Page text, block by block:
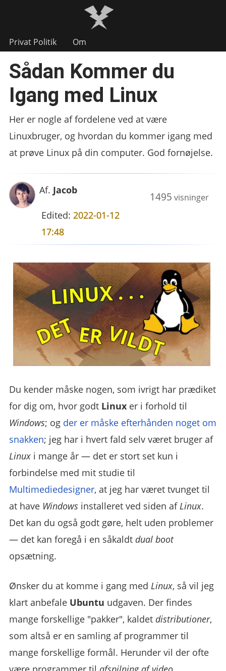
Privat Politik Om
Sådan Kommer du
Igang med Linux
Her er nogle af fordelene ved at være
Linuxbruger, og hvordan du kommer igang med
at prøve Linux på din computer. God fornøjelse.
1495 visninger
Af. Jacob
Edited:2022-01-12
17:48
Du kender måske nogen, som ivrigt har prædiket
for dig om, hvor godt Linux er i forhold til
Windows; og der er måske efterhånden noget om
snakken; jeg har i hvert fald selv været bruger af
Linux i mange år — det er stort set kun i
forbindelse med mit studie til
Multimediedesigner, at jeg har været tvunget til
at have Windows installeret ved siden af Linux.
Det kan du også godt gøre, helt uden problemer
— det kan foregå i en såkaldtdual boot
opsætning.
Ønsker du at komme i gang medLinux, så vil jeg
klart anbefale Ubuntu udgaven. Der findes
mange forskellige "pakker", kaldetdistributioner,
som altså er en samling af programmer til
mange forskellige formål. Herunder vil der ofte